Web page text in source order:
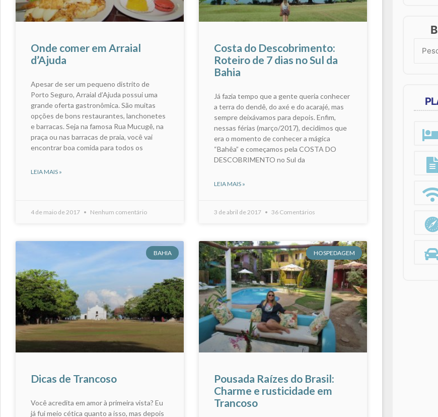
Onde comer em Arraial
d’Ajuda
Apesar de ser um pequeno distrito de
Porto Seguro, Arraial d’Ajuda possui uma
grande oferta gastronômica. São muitas
opções de bons restaurantes, lanchonetes
e barracas. Seja na famosa Rua Mucugê, na
praça ou nas barracas de praia, você vai
encontrar boa comida para todos os
LEIA MAIS »
4 de maio de 2017 Nenhum comentário
Costa do Descobrimento:
Roteiro de 7 dias no Sul da
Bahia
Já fazia tempo que a gente queria conhecer
a terra do dendê, do axé e do acarajé, mas
sempre deixávamos para depois. Enfim,
nessas férias (março/2017), decidimos que
era o momento de conhecer a mágica
“Bahêa” e começamos pela COSTA DO
DESCOBRIMENTO no Sul da
LEIA MAIS »
3 de abril de 2017 36 Comentários
BAHIA
Dicas de Trancoso
Você acredita em amor à primeira vista? Eu
já fui meio cética quanto a isso, mas depois
HOSPEDAGEM
Pousada Raízes do Brasil:
Charme e rusticidade em
Trancoso
Search